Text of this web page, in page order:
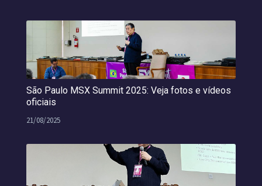
São Paulo MSX Summit 2025: Veja fotos e vídeos
oficiais
21/08/2025